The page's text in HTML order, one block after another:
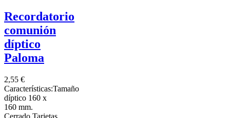
Recordatorio
comunión
díptico
Paloma
2,55 €
Características:Tamaño
díptico 160 x
160 mm.